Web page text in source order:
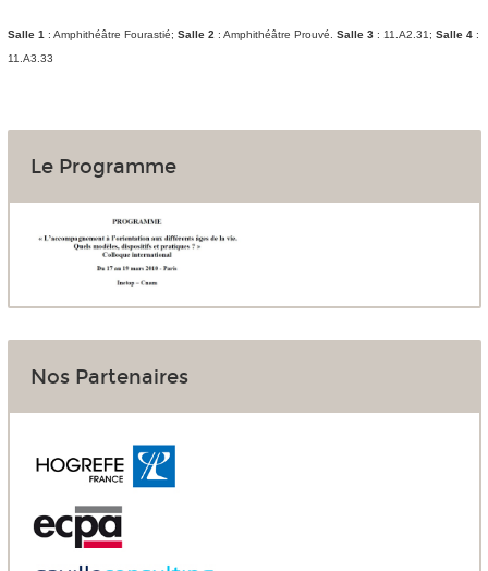
Salle 1 : Amphithéâtre Fourastié; Salle 2 : Amphithéâtre Prouvé. Salle 3: 11.A2.31; Salle 4:
11.A3.33
Le Programme
Nos Partenaires